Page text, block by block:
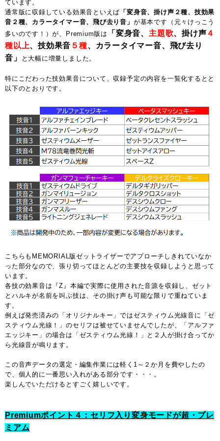
ています。
通常版に収録している効果音といえば 「変身音、掛け声２種、技効果
音２種、カラータイマー音、飛び去り音」 が基本です（元々けっこう
多いのです！）が、Premium版は
「変身音、 主題歌、掛け声４
種以上、技効果音 ５種、カラータイマー音、飛び去り
音」
と大幅に増量しました。
特にこだわった技効果音について、収録予定の内容を一覧化するとと
以下のとおりです。
こちらもMEMORIAL版ゼットライザーでアプローチしきれていなか
った部分なので、張り切ってほとんどの主要技を収録しようと思って
います。
各技の効果音は『Z』本編で実際に使用された音源を収録し、ゼット
とハルキが名前を叫ぶ技は、その掛け声も可能な限りで重ねていま
す。
例えば発売済みの「オリジナルキー」ではゼスティウム光線音に「ゼ
スティウム光線！」のセリフは被せていませんでしたが、「アルファ
エッジキー」の場合は「ゼスティウム光線！」と２人が掛け合ってか
ら光線音が鳴ります。
この音声データの選定・編集作業には軽く1～２か月を費やしたの
で、個人的に一番思い入れがある部分です・・・。
楽しんでいただけるとすごく嬉しいです。
Premiumポイント４：セリフ入り変身モードが超・プレ
ミアム